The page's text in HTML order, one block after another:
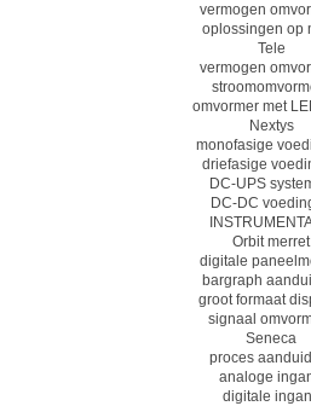
vermogen
oplossingen op
Tele
vermogen
omvormer met
Nextys
monofasige
driefasige
DC-UPS
DC-DC
Orbit merret
digitale
bargraph
groot formaat
signaal
Seneca
proces
analoge
digitale